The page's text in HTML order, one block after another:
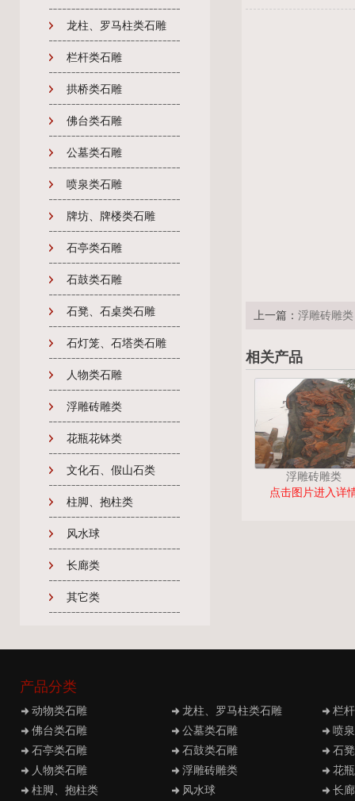
龙柱、罗马柱类石雕
栏杆类石雕
拱桥类石雕
佛台类石雕
公墓类石雕
喷泉类石雕
牌坊、牌楼类石雕
石亭类石雕
石鼓类石雕
石凳、石桌类石雕
石灯笼、石塔类石雕
人物类石雕
浮雕砖雕类
花瓶花钵类
文化石、假山石类
柱脚、抱柱类
风水球
长廊类
其它类
上一篇： 浮雕砖雕类
相关产品
浮雕砖雕类
点击图片进入详
产品分类
动物类石雕 龙柱、罗马柱类石雕
栏
佛台类石雕
公墓类石雕
喷
石亭类石雕
石鼓类石雕
石
人物类石雕
浮雕砖雕类
花
柱脚、抱柱类
风水球 长